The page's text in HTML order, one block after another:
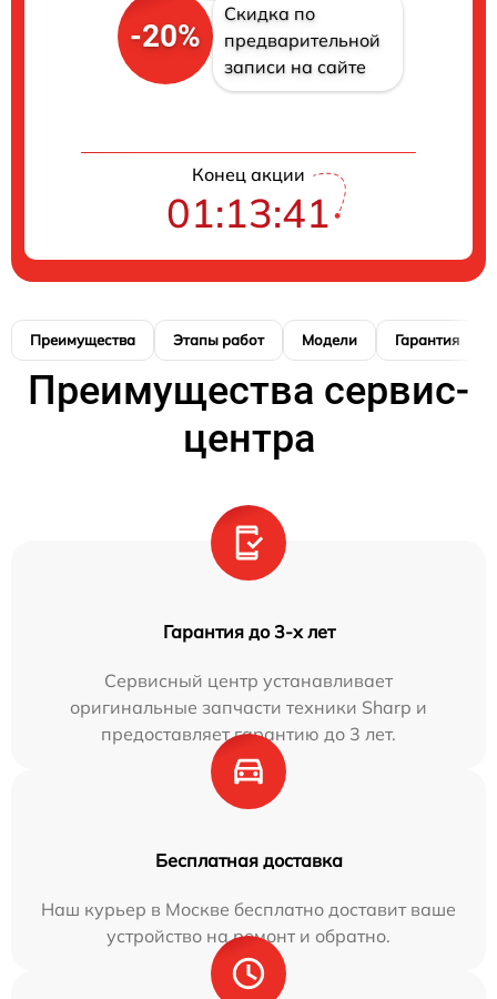
-20%
Скидка по
предварительной
записи на сайте
Конец акции
01:13:40
Преимущества Этапы работ Модели Гарантия
Преимущества сервис-
центра
Гарантия до 3-х лет
Сервисный центр устанавливает
оригинальные запчасти техники Sharp и
предоставляет гарантию до 3 лет.
Бесплатная доставка
Наш курьер в Москве бесплатно доставит ваше
устройство на ремонт и обратно.